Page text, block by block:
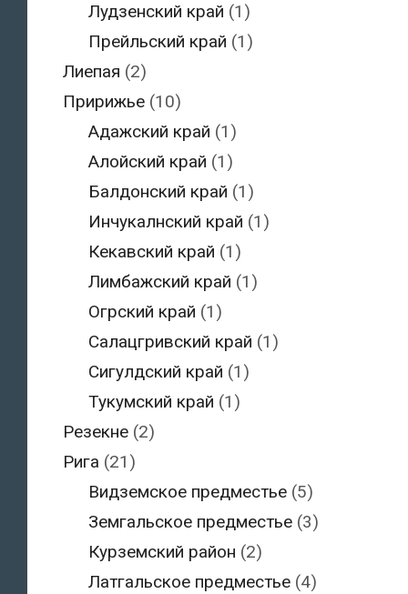
Лудзенский край (1)
Прейльский край (1)
Лиепая (2)
Пририжье(10)
Адажский край (1)
Алойский край (1)
Балдонский край (1)
Инчукалнский край (1)
Кекавский край (1)
Лимбажский край (1)
Огрский край (1)
Салацгривский край (1)
Сигулдский край (1)
Тукумский край (1)
Резекне(2)
Рига (21)
Видземское предместье (5)
Земгальское предместье (3)
Курземский район (2)
Латгальское предместье (4)